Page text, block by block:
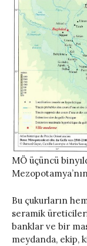
MÖ üçüncü
Bu çukurların
seramik
banklar ve bir
meydanda, ekip,